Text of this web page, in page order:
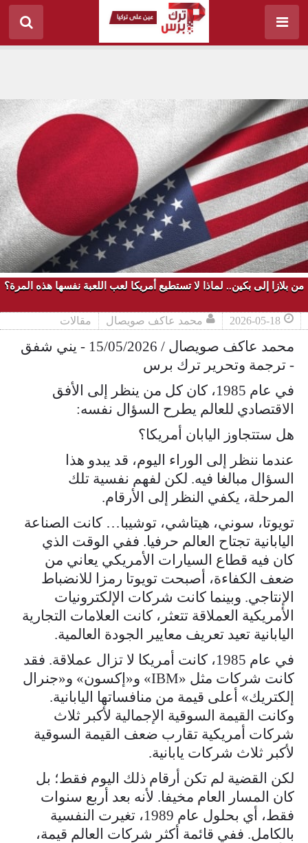
من بلازا إلى بكين.. لماذا لا تستطيع أمريكا لعب اللعبة نفسها هذه المرة؟
2026-05-18 محمد عاكف صويصال مقالات
محمد عاكف صويصال / 15/05/2026 - يني شفق
- ترجمة وتحرير ترك برس
في عام 1985، كان كل من ينظر إلى الأفق
الاقتصادي للعالم يطرح السؤال نفسه:
هل ستتجاوز اليابان أمريكا؟
عندما ننظر إلى الوراء اليوم، قد يبدو هذا
السؤال مبالغا فيه. لكن لفهم نفسية تلك
المرحلة، يكفي النظر إلى الأرقام.
تويوتا، سوني، هيتاشي، توشيبا… كانت الصناعة
اليابانية تجتاح العالم حرفيا. ففي الوقت الذي
كان فيه قطاع السيارات الأمريكي يعاني من
ضعف الكفاءة، أصبحت تويوتا رمزا للانضباط
الإنتاجي. وبينما كانت شركات الإلكترونيات
الأمريكية العملاقة تتعثر، كانت العلامات التجارية
اليابانية تعيد تعريف معايير الجودة العالمية.
في عام 1985، كانت أمريكا لا تزال عملاقة. فقد
كانت شركات مثل «IBM» و«إكسون» و«جنرال
إلكتريك» أعلى قيمة من منافساتها اليابانية.
وكانت القيمة السوقية الإجمالية لأكبر ثلاث
شركات أمريكية تقارب ضعف القيمة السوقية
لأكبر ثلاث شركات يابانية.
لكن القضية لم تكن أرقام ذلك اليوم فقط؛ بل
كان المسار العام مخيفا. لأنه بعد أربع سنوات
فقط، أي بحلول عام 1989، تغيرت النفسية
بالكامل. ففي قائمة أكثر شركات العالم قيمة،